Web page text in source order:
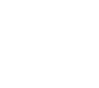
PRINT